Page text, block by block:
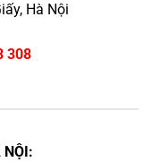
Hà Nội
308
NỘI: